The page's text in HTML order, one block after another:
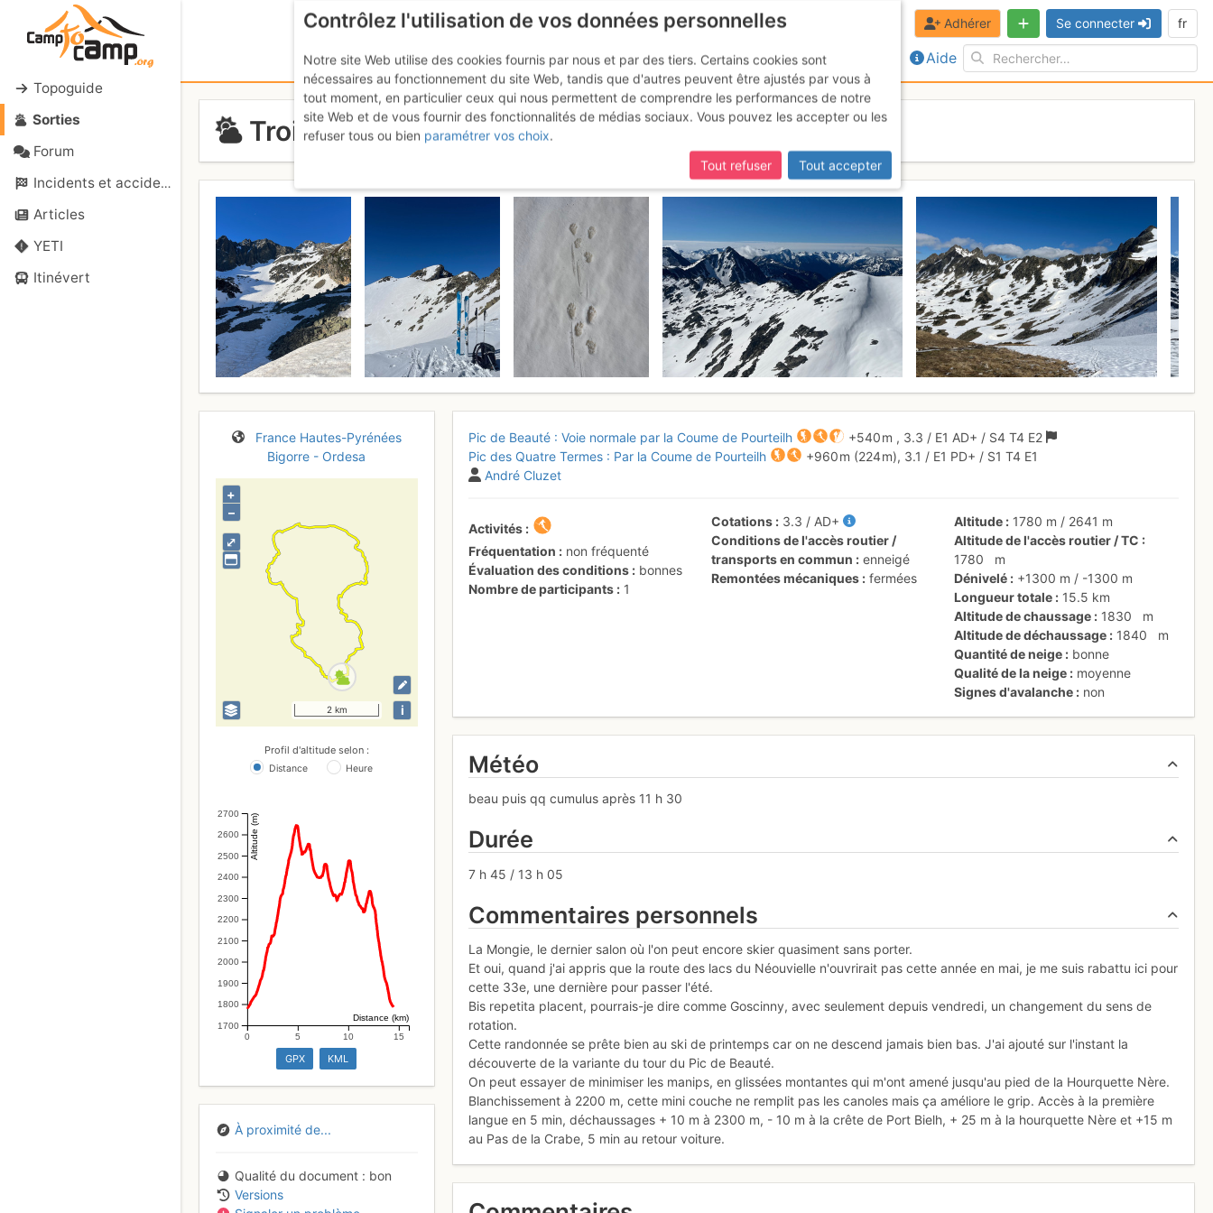
Topoguide
Sorties
Forum
Incidents et accidents
Articles
YETI
Itinévert
Aide
Adhérer Se connecter fr
Trois cols autour du 4 Termes/Contadé
France Hautes-Pyrénées
Bigorre - Ordesa
+
–
2 km i
⤢
Profil d'altitude selon :
Distance Heure
1700
1800
1900
2000
2100
2200
2300
2400
2500
2600
2700 Altitude (m)
0 5 10 15
Distance (km)
GPX KML
À proximité de...
Qualité du document
bon
Versions
Pic de Beauté : Voie normale par la Coume de Pourteilh +540 m , 3.3 / E1 AD+ / S4T4 E2
Pic des Quatre Termes : Par la Coume de Pourteilh
+960 m (224 m), 3.1 / E1 PD+ / S1T4 E1
André Cluzet
Activités
Fréquentation
non fréquenté
Évaluation des conditions
bonnes
Nombre de participants
1
Cotations 3.3 / AD+
Conditions de l'accès routier /
transports en commun
enneigé
Remontées mécaniques
fermées
Altitude 1780 m / 2641 m
Altitude de l'accès routier / TC
1780
m
Dénivelé
+1300 m / -1300 m
Longueur totale
15.5 km
Altitude de chaussage
1830
m
Altitude de déchaussage
1840
m
Quantité de neige
bonne
Qualité de la neige
moyenne
Signes d'avalanche
non
Météo
beau puis qq cumulus après 11 h 30
Durée
7 h 45 / 13 h 05
Commentaires personnels
La Mongie, le dernier salon où l'on peut encore skier quasiment sans porter.
Et oui, quand j'ai appris que la route des lacs du Néouvielle n'ouvrirait pas cette année en mai, je me suis rabattu ici pour
cette 33e, une dernière pour passer l'été.
Bis repetita placent, pourrais-je dire comme Goscinny, avec seulement depuis vendredi, un changement du sens de
rotation.
Cette randonnée se prête bien au ski de printemps car on ne descend jamais bien bas. J'ai ajouté sur l'instant la
découverte de la variante du tour du Pic de Beauté.
On peut essayer de minimiser les manips, en glissées montantes qui m'ont amené jusqu'au pied de la Hourquette Nère.
Blanchissement à 2200 m, cette mini couche ne remplit pas les canoles mais ça améliore le grip. Accès à la première
langue en 5 min, déchaussages + 10 m à 2300 m, - 10 m à la crête de Port Bielh, + 25 m à la hourquette Nère et +15 m
au Pas de la Crabe, 5 min au retour voiture.
Contrôlez l'utilisation de vos données personnelles
Notre site Web utilise des cookies fournis par nous et par des tiers. Certains cookies sont
nécessaires au fonctionnement du site Web, tandis que d'autres peuvent être ajustés par vous à
tout moment, en particulier ceux qui nous permettent de comprendre les performances de notre
site Web et de vous fournir des fonctionnalités de médias sociaux. Vous pouvez les accepter ou les
refuser tous ou bien paramétrer vos choix.
Tout refuser
Tout accepter